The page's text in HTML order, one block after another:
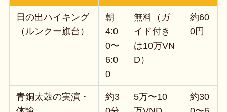
日の出ハイキング
（ルンクー旗台）
朝
4:0
0〜
6:0
0
無料（ガ
イド付き
は10万VN
D）
約60
0円
青銅太鼓の実演・
約3
5万〜10
約30